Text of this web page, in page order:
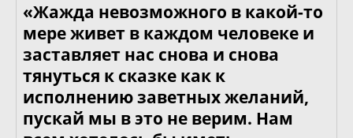
«Жажда невозможного в какой-то
мере живет в каждом человеке и
заставляет нас снова и снова
тянуться к сказке как к
исполнению заветных желаний,
пускай мы в это не верим. Нам